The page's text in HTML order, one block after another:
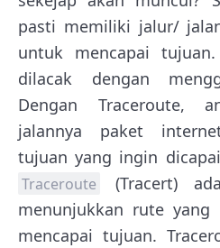
pasti memiliki jalur/
untuk mencapai
dilacak dengan
Dengan Traceroute,
jalannya paket
tujuan yang ingin
Traceroute
(Tracert)
menunjukkan rute
mencapai tujuan.